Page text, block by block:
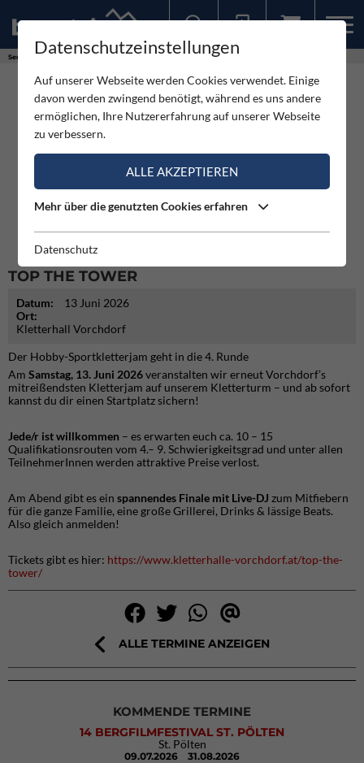
Service
TOP THE TOWER
Datum:
13 Juni 2026
Ort:
Kletterhall Vorchdorf
Der Hobby-Sportkletterjam geht in die 4. Runde
Am Samstag, 13. Juni 2026veranstalten wir erneut Vorchdorf’s
mitreißendsten Kletterjam auf unserem Kletterturm – und ab sofort
kannst du dir einen Startplatz sichern!
Jede/r ist willkommen – es erwarten euch ca. 10 – 15
Qualifikationsrouten vom 4.– 9. Schwierigkeitsgrad und unter allen
TeilnehmerInnen werden attraktive Preise verlost.
Am Abend gibt es ein spannendes Finale mit Live-DJ zum Mitfiebern
für die ganze Familie, eine große Grillerei, Drinks & lässige Beats.
Also gleich anmelden!
Tickets gibt es hier: https://www.kletterhalle-vorchdorf.at/top-the-
tower/
ALLE TERMINE ANZEIGEN
KOMMENDE TERMINE
14 BERGFILMFESTIVAL ST. PÖLTEN
St. Pölten
09.07.2026 31.08.2026
Datenschutzeinstellungen
Auf unserer Webseite werden Cookies verwendet. Einige
davon werden zwingend benötigt, während es uns andere
ermöglichen, Ihre Nutzererfahrung auf unserer Webseite
zu verbessern.
ALLE AKZEPTIEREN
Mehr über die genutzten Cookies erfahren
Datenschutz